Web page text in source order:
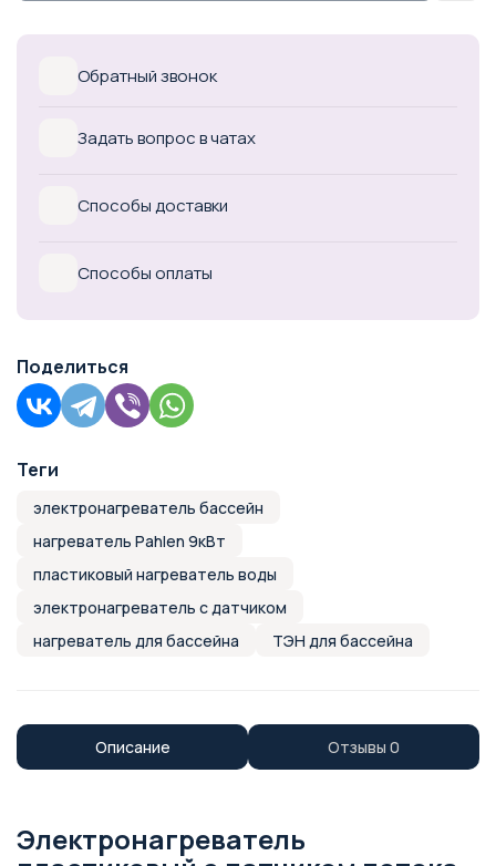
Обратный звонок
Задать вопрос в чатах
Способы доставки
Способы оплаты
Поделиться
Теги
электронагреватель бассейн
нагреватель Pahlen 9кВт
пластиковый нагреватель воды
электронагреватель с датчиком
нагреватель для бассейна
ТЭН для бассейна
Описание Отзывы 0
Электронагреватель